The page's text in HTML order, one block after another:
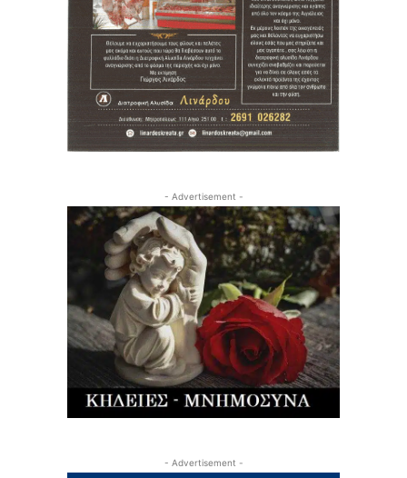
- Advertisement -
- Advertisement -